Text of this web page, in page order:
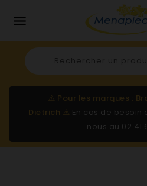

⚠️ Pour les marques :
Dietrich ⚠️ En cas de
nous au 02 41